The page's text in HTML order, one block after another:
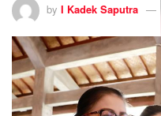
by I Kadek Saputra